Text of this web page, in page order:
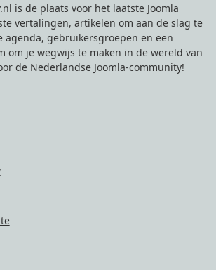
is de plaats voor het laatste Joomla
vertalingen, artikelen om aan de slag te
agenda, gebruikersgroepen en een
om je wegwijs te maken in de wereld van
de Nederlandse Joomla-community!